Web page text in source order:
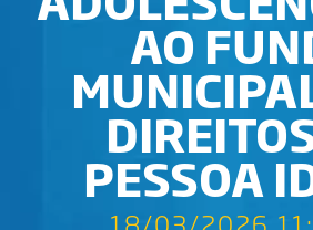
AO
PESSOA